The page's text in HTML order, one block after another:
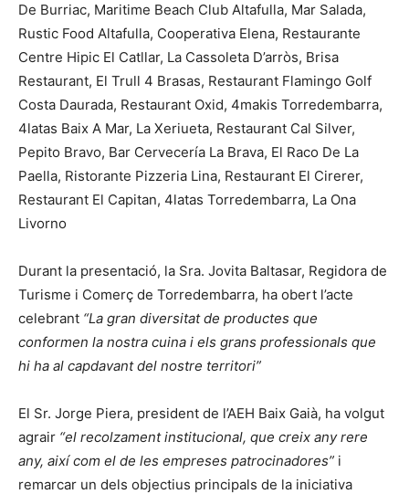
De Burriac, Maritime Beach Club Altafulla, Mar Salada,
Rustic Food Altafulla, Cooperativa Elena, Restaurante
Centre Hipic El Catllar, La Cassoleta D’arròs, Brisa
Restaurant, El Trull 4 Brasas, Restaurant Flamingo Golf
Costa Daurada, Restaurant Oxid, 4makis Torredembarra,
4latas Baix A Mar, La Xeriueta, Restaurant Cal Silver,
Pepito Bravo, Bar Cervecería La Brava, El Raco De La
Paella, Ristorante Pizzeria Lina, Restaurant El Cirerer,
Restaurant El Capitan, 4latas Torredembarra, La Ona
Livorno
Durant la presentació, la Sra. Jovita Baltasar, Regidora de
Turisme i Comerç de Torredembarra, ha obert l’acte
celebrant “La gran diversitat de productes que
conformen la nostra cuina i els grans professionals que
hi ha al capdavant del nostre territori”
El Sr. Jorge Piera, president de l’AEH Baix Gaià, ha volgut
agrair “el recolzament institucional, que creix any rere
any, així com el de les empreses patrocinadores” i
remarcar un dels objectius principals de la iniciativa